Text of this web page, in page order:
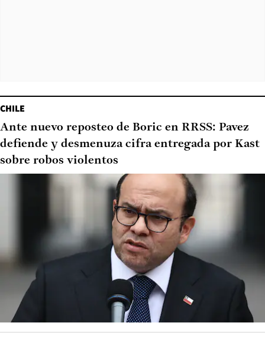
CHILE
Ante nuevo reposteo de Boric en RRSS: Pavez
defiende y desmenuza cifra entregada por Kast
sobre robos violentos